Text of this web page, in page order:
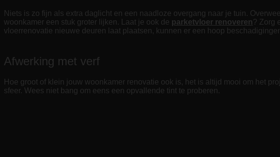
Niets is zo fijn als extra daglicht en een naadloze overgang naar je tuin.
woonkamer een stuk groter lijken. Laat je ook de parketvloer renoveren? Zorg
vloerrenovatie nieuwe deuren laat plaatsen, kunnen er een hoop
Afwerking met verf
Hoe groot of klein jouw woonkamer renovatie ook is, het is altijd mooi om het
sfeer. Wees niet bang om eens een opvallende tint te proberen.